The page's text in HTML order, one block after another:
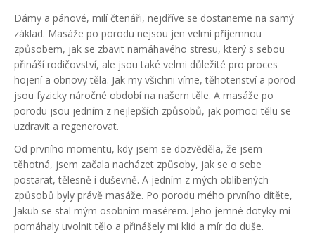
Dámy a pánové, milí čtenáři, nejdříve se dostaneme na samý
základ. Masáže po porodu nejsou jen velmi příjemnou
způsobem, jak se zbavit namáhavého stresu, který s sebou
přináší rodičovství, ale jsou také velmi důležité pro proces
hojení a obnovy těla. Jak my všichni víme, těhotenství a porod
jsou fyzicky náročné období na našem těle. A masáže po
porodu jsou jedním z nejlepších způsobů, jak pomoci tělu se
uzdravit a regenerovat.
Od prvního momentu, kdy jsem se dozvěděla, že jsem
těhotná, jsem začala nacházet způsoby, jak se o sebe
postarat, tělesně i duševně. A jedním z mých oblíbených
způsobů byly právě masáže. Po porodu mého prvního dítěte,
Jakub se stal mým osobním masérem. Jeho jemné dotyky mi
pomáhaly uvolnit tělo a přinášely mi klid a mír do duše.